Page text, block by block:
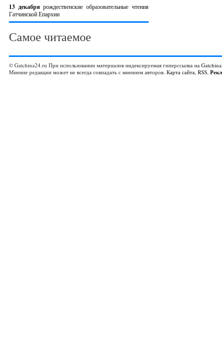
13 декабрярождественские образовательные чтения
Гатчинской Епархии
Самое читаемое
© Gatchina24.ru При использовании материалов индексируемая гиперссылка на
Мнение редакции может не всегда совпадать с мнением авторов. Карта сайта, RSS,